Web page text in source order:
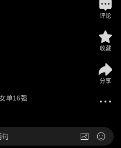
单16强
评论
收藏
分享
句